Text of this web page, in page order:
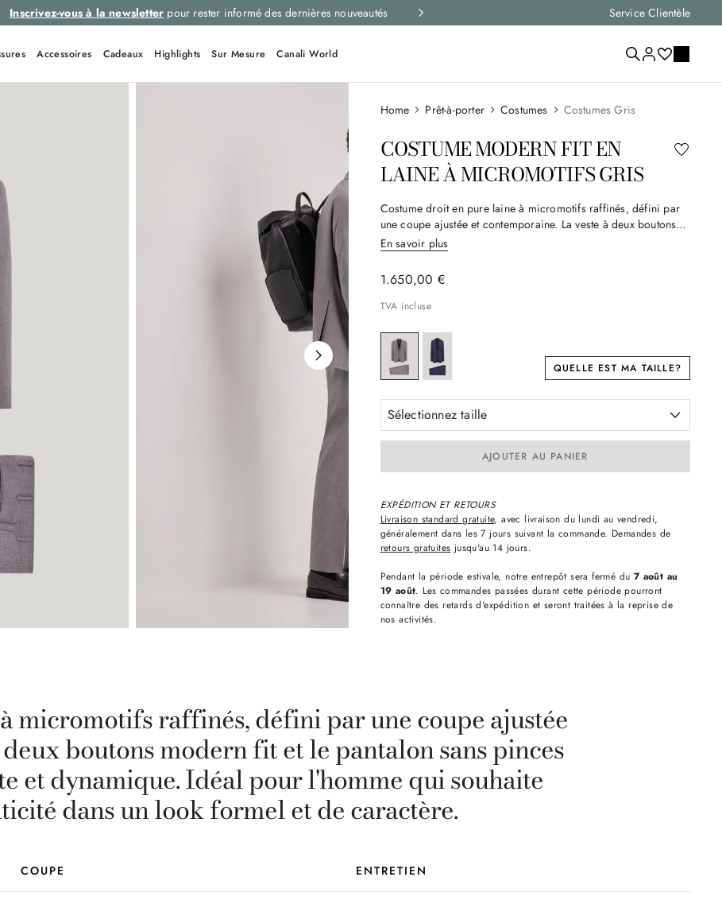
Inscrivez-vous à la newsletter pour rester informé des dernières nouveautés Livraison express et retours gratuits sur toutes les
Service Clientèle
Accessoires Cadeaux Highlights Sur Mesure Canali World
Prêt-à-porter Costumes Costumes Gris
COSTUME MODERN FIT EN
LAINE À MICROMOTIFS GRIS
Costume droit en pure laine à micromotifs raffinés, défini par
une coupe ajustée et contemporaine. La veste à deux boutons
modern fit et le pantalon sans pinces créent une silhouette
élégante et dynamique. Idéal pour l'homme qui souhaite
combiner style raffiné et praticité dans un look formel et de
caractère.
En savoir plus
1 650,00 €
TVA incluse
QUELLE EST MA TAILLE?
Sélectionnez taille
AJOUTER AU PANIER
EXPÉDITION ET RETOURS
Livraison standard gratuite, avec livraison du lundi au vendredi,
généralement dans les 7 jours suivant la commande. Demandes de
retours gratuites jusqu'au 14 jours.
Pendant la période estivale, notre entrepôt sera fermé du 7 août au
19 août. Les commandes passées durant cette période pourront
connaître des retards d'expédition et seront traitées à la reprise de
nos activités.
micromotifs raffinés, défini par une coupe ajustée
boutons modern fit et le pantalon sans pinces
et dynamique. Idéal pour l'homme qui souhaite
dans un look formel et de caractère.
COUPE ENTRETIEN